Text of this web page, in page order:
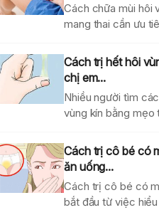
Cách chữa mùi hôi
mang thai cần ưu
Cách trị hết hôi
chị em...
Nhiều người tìm
vùng kín bằng mẹo
Cách trị cô bé có
ăn uống...
Cách trị cô bé có
bắt đầu từ việc